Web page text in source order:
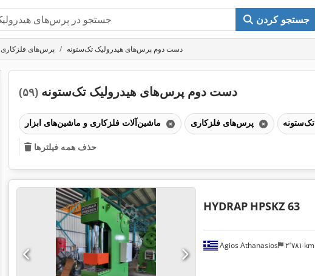
جستجو کردن
پرس‌های فلزکاری دست دوم پرس‌های هیدرولیک تک‌ستونه
دست دوم پرس‌های هیدرولیک تک‌ستونه (۵۹)
پرس‌های فلزکاری
حذف همه فیلترها
Agios Athanasios ۲٬۷۸۱ km
HYDRAP HPSKZ 63